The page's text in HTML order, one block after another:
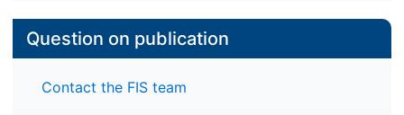
Question on publication
Contact the FIS team